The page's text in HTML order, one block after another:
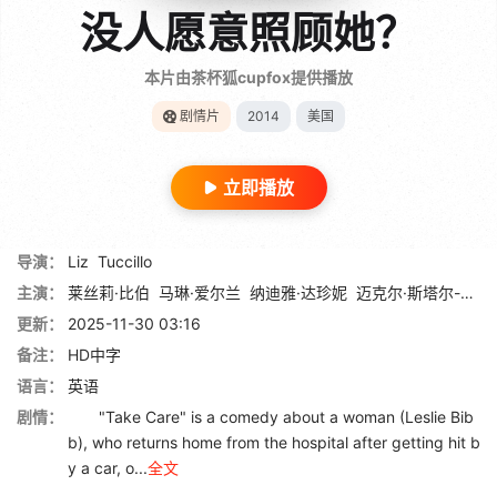
没人愿意照顾她？
本片由茶杯狐cupfox提供播放
剧情片 2014 美国
立即播放
导演： Liz Tuccillo
主演：
莱丝莉·比伯 马琳·爱尔兰 纳迪雅·达珍妮 迈克尔·斯塔尔-大卫
更新：
2025-11-30 03:16
备注：
HD中字
语言：
英语
剧情：
"Take Care" is a comedy about a woman (Leslie Bib
b), who returns home from the hospital after getting hit b
y a car, o...全文